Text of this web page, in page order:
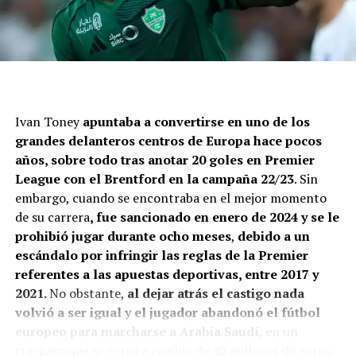
A falta de la revisión médica y la oficialización del pase,
River y Vasco Da Gama llegaron a un entendimiento
paratransferir el 50% de los derechos económicos
del #11 en u$s 4,5 millones, con laopción de venta
de la otra mitad del pase en un mínimo de u$s 5,5
millones en caso de que se cumplan distintos objetivos:
si el delantero juega más de 40 partidos durante su
Ivan Toneyapuntaba a convertirse en uno de los
grandes delanteros centros de Europa hace pocos
años, sobre todo tras anotar 20 goles en Premier
League con el Brentford en la campaña 22/23. Sin
embargo, cuando se encontraba en el mejor momento
de su carrera, fue sancionado en enero de 2024 y se le
prohibió jugar durante ocho meses, debido a un
escándalo por infringir las reglas de la Premier
referentes a las apuestas deportivas, entre 2017 y
2021.No obstante, al dejar atrás el castigo nada
volvió a ser igual y el jugador abandonó el fútbol
europeo para marcharse a Arabia Saudí